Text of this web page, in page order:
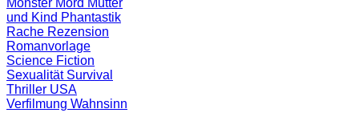
Monster Mord Mutter
und Kind Phantastik
Rache Rezension
Romanvorlage
Science Fiction
Sexualität Survival
Thriller USA
Verfilmung Wahnsinn